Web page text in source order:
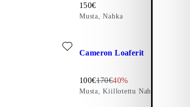
Hinta:
150€
Musta, Nahka
LOAFERIT (Tummanruskea, Mokka)
Cameron Loaferit
Alennettu hinta:
100€Alkuperäinen hinta:
170€Discount percentage:
40%
Musta, Kiillotettu Nahka